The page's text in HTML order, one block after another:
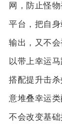
网，防止怪
平台，把自
输出，又不
以带上幸运
搭配提升击
意堆叠幸运
不会改变基